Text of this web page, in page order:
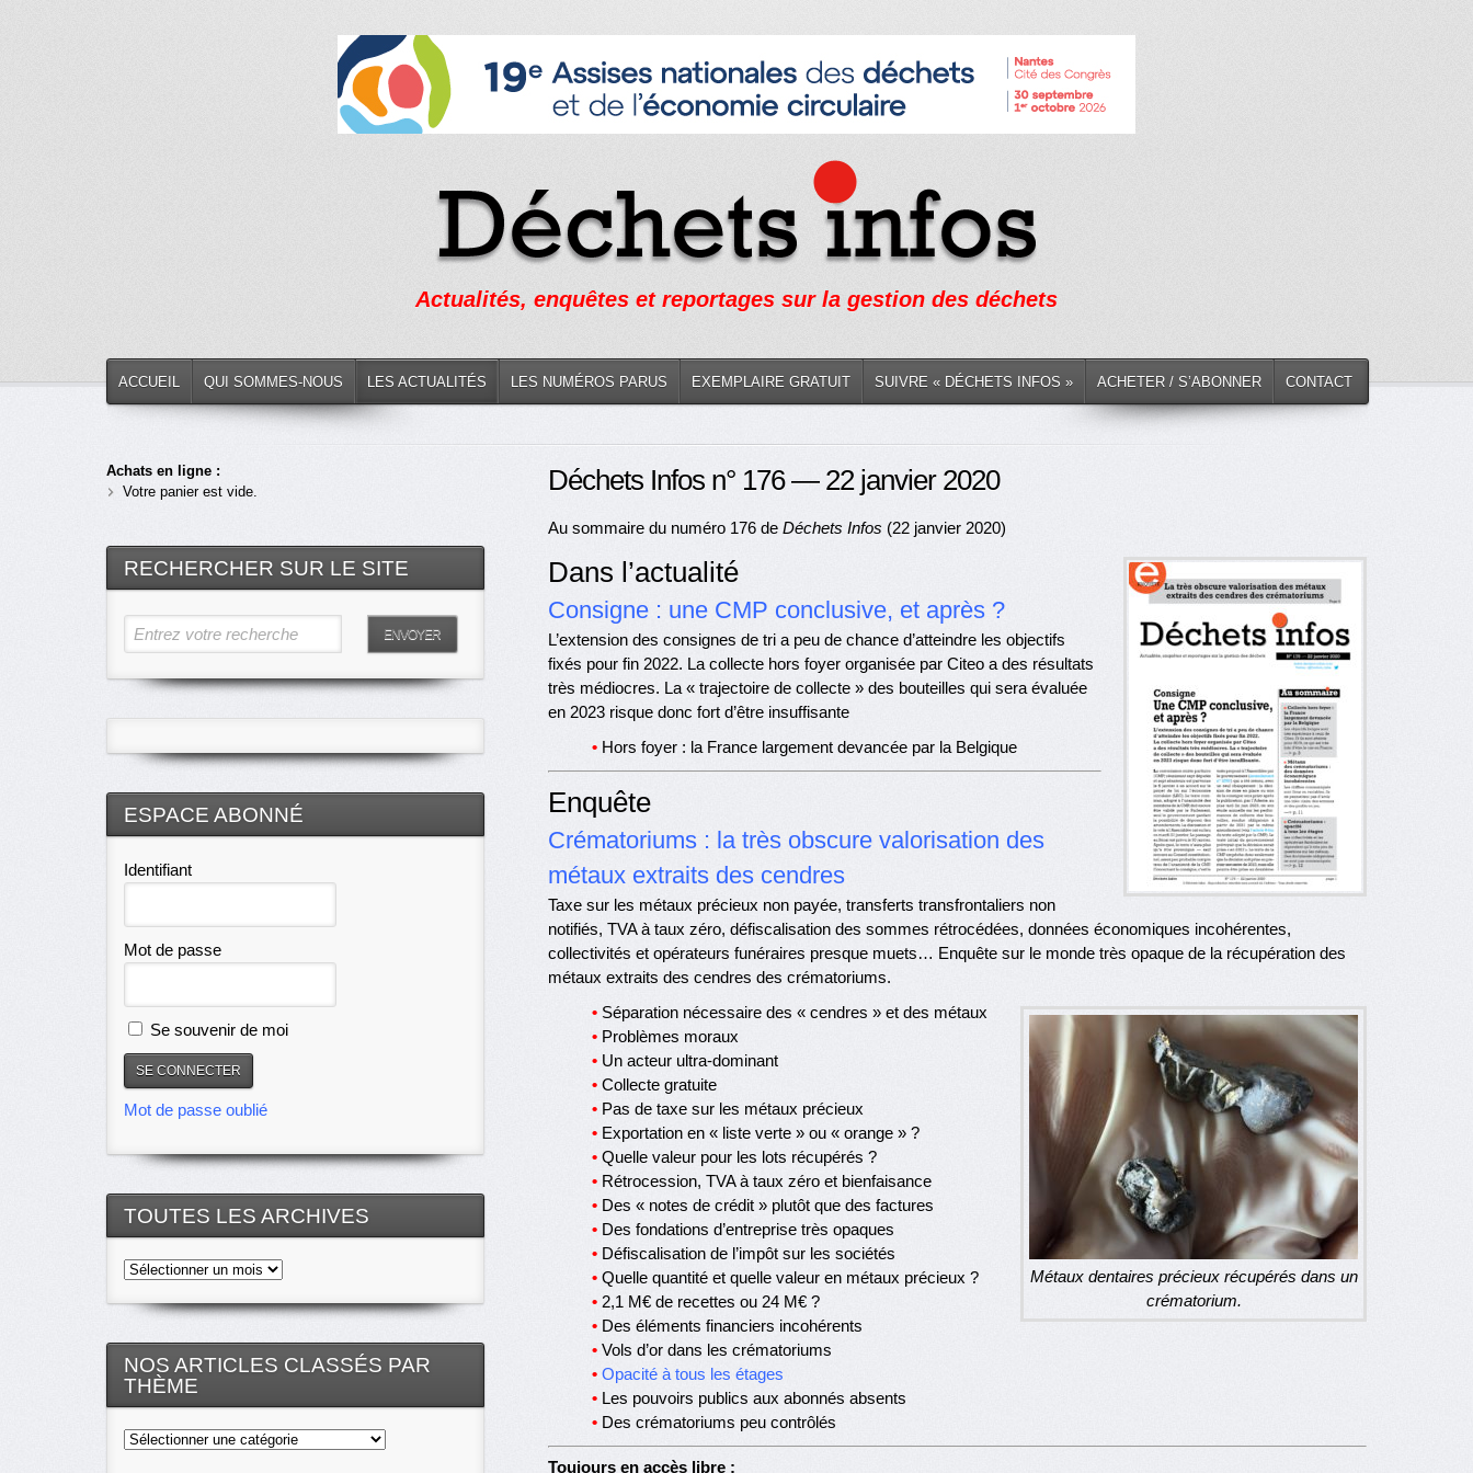
Actualités, enquêtes et reportages sur la gestion des déchets
ACCUEIL QUI SOMMES-NOUS LES ACTUALITÉS LES NUMÉROS PARUS EXEMPLAIRE GRATUIT SUIVRE « DÉCHETS INFOS » ACHETER / S’ABONNER CONTACT
Déchets Infos n° 176 — 22 janvier 2020
Au sommaire du numéro 176 de Déchets Infos (22 janvier 2020)
Dans l’actualité
Consigne : une CMP conclusive, et après ?
L’extension des consignes de tri a peu de chance d’atteindre les objectifs
fixés pour fin 2022. La collecte hors foyer organisée par Citeo a des résultats
très médiocres. La « trajectoire de collecte » des bouteilles qui sera évaluée
en 2023 risque donc fort d’être insuffisante
•Hors foyer : la France largement devancée par la Belgique
Enquête
Crématoriums : la très obscure valorisation des
métaux extraits des cendres
Taxe sur les métaux précieux non payée, transferts transfrontaliers non
notifiés, TVA à taux zéro, défiscalisation des sommes rétrocédées, données économiques incohérentes,
collectivités et opérateurs funéraires presque muets… Enquête sur le monde très opaque de la récupération des
métaux extraits des cendres des crématoriums.
Métaux dentaires précieux récupérés dans un
crématorium.
•Séparation nécessaire des « cendres » et des métaux
•Problèmes moraux
•Un acteur ultra-dominant
•Collecte gratuite
•Pas de taxe sur les métaux précieux
•Exportation en « liste verte » ou « orange » ?
•Quelle valeur pour les lots récupérés ?
•Rétrocession, TVA à taux zéro et bienfaisance
•Des « notes de crédit » plutôt que des factures
•Des fondations d’entreprise très opaques
•Défiscalisation de l’impôt sur les sociétés
•Quelle quantité et quelle valeur en métaux précieux ?
•2,1 M€ de recettes ou 24 M€ ?
•Des éléments financiers incohérents
•Vols d’or dans les crématoriums
• Opacité à tous les étages
•Les pouvoirs publics aux abonnés absents
•Des crématoriums peu contrôlés
Toujours en accès libre :
Achats en ligne :
Votre panier est vide.
RECHERCHER SUR LE SITE
Entrez votre recherche ENVOYER
ESPACE ABONNÉ
Identifiant
Mot de passe
Se souvenir de moi
Mot de passe oublié
TOUTES LES ARCHIVES
Toutes
archives
NOS ARTICLES CLASSÉS PAR
THÈME
Nos